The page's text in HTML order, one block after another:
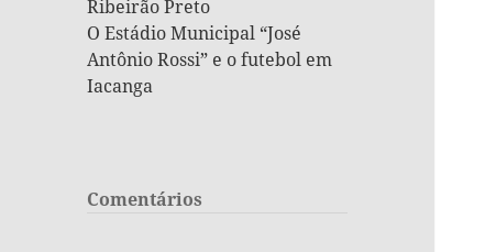
Ribeirão Preto
O Estádio Municipal “José
Antônio Rossi” e o futebol em
Iacanga
Comentários